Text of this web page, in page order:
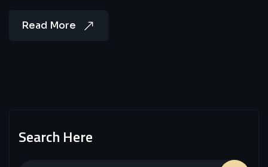
Read More
Search Here